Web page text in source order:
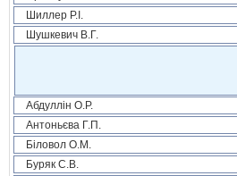
Шиллер Р.І.
Шушкевич В.Г.
Абдуллін О.Р.
Антоньєва Г.П.
Біловол О.М.
Буряк С.В.